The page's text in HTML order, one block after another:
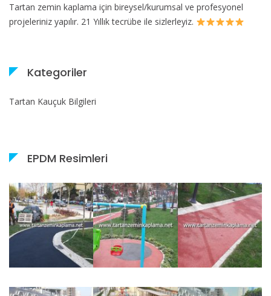
Tartan zemin kaplama için bireysel/kurumsal ve profesyonel
projeleriniz yapılır. 21 Yıllık tecrübe ile sizlerleyiz.
Kategoriler
Tartan Kauçuk Bilgileri
EPDM Resimleri